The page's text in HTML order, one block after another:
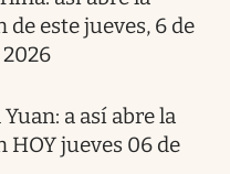
este jueves, 6 de
a así abre la
HOY jueves 06 de